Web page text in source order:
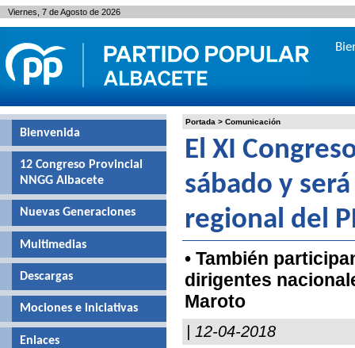
Portada > Comunicación
El XI
sábado y
regional del
• También
dirigentes
Maroto
| 12-04-2018
Bienvenida
12 Congreso Provincial
NNGG Albacete
Nuevas Generaciones
Multimedias
Descargas
Mociones e iniciativas
Enlaces
Viernes, 7 de Agosto de 2026